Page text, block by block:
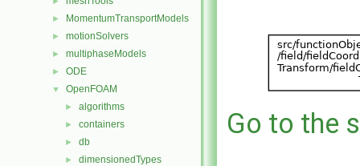
► MomentumTransportModels
► motionSolvers
► multiphaseModels
► ODE
▼ OpenFOAM
► algorithms
► containers
► db
► dimensionedTypes
Go to the